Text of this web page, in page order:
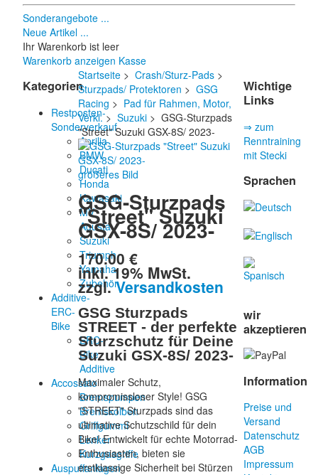
Sonderangebote ...
Neue Artikel ...
Ihr Warenkorb ist leer
Warenkorb anzeigen Kasse
Kategorien
Restposten-
Sonderverkauf
Aprilia
BMW
Ducati
Honda
Kawasaki
MV
Agusta
Suzuki
Triumph
Yamaha
Zubehör
Additive-
ERC-
Bike
ERC-
Bike
Additive
Accossato
Bremspumpen
Bremskolben
Griffgummi
Lenker
Kurzgasgriffe
Auspuffanlagen
Startseite> Crash/Sturz-Pads>
Sturzpads/ Protektoren > GSG
Racing > Pad für Rahmen, Motor,
Verkl.> Suzuki> GSG-Sturzpads
"Street" Suzuki GSX-8S/ 2023-
größeres Bild
GSG-Sturzpads
"Street" Suzuki
GSX-8S/ 2023-
170.00 €
inkl. 19% MwSt.
zzgl.Versandkosten
GSG Sturzpads
STREET - der perfekte
Sturzschutz für Deine
Suzuki GSX-8S/ 2023-
Maximaler Schutz,
kompromissloser Style! GSG
"STREET" Sturzpads sind das
ultimative Schutzschild für dein
Bike! Entwickelt für echte Motorrad-
Enthusiasten, bieten sie
erstklassige Sicherheit bei Stürzen
Wichtige
Links
⇒ zum
Renntraining
mit Stecki
Sprachen
wir
akzeptieren
Information
Preise und
Versand
Datenschutz
AGB
Impressum